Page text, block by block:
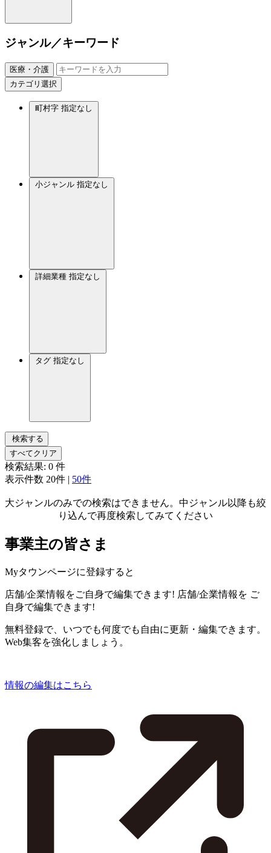
ジャンル／キーワード
医療・介護
カテゴリ選択
町村字 指定なし
小ジャンル 指定なし
詳細業種 指定なし
タグ 指定なし
検索する
すべてクリア
検索結果: 0 件
表示件数 20件 | 50件
大ジャンルのみでの検索はできません。中ジャンル以降も絞
り込んで再度検索してみてください
事業主の皆さま
Myタウンページに登録すると
店舗/企業情報をご自身で編集できます! 店舗/企業情報を ご
自身で編集できます!
無料登録で、いつでも何度でも自由に更新・編集できます。
Web集客を強化しましょう。
情報の編集はこちら